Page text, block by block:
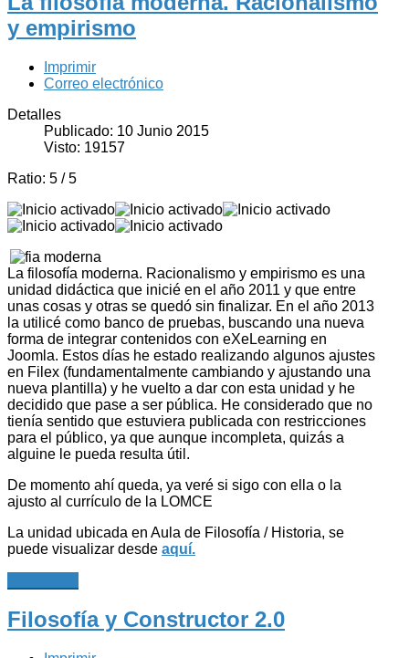
y empirismo
Imprimir
Correo electrónico
Detalles
Publicado: 10 Junio 2015
Visto: 19157
Ratio: 5 /5
La filosofía moderna. Racionalismo y empirismo es una
unidad didáctica que inicié en el año 2011 y que entre
unas cosas y otras se quedó sin finalizar. En el año 2013
la utilicé como banco de pruebas, buscando una nueva
forma de integrar contenidos con eXeLearning en
Joomla. Estos días he estado realizando algunos ajustes
en Filex (fundamentalmente cambiando y ajustando una
nueva plantilla) y he vuelto a dar con esta unidad y he
decidido que pase a ser pública. He considerado que no
tienía sentido que estuviera publicada con restricciones
para el público, ya que aunque incompleta, quizás a
alguine le pueda resulta útil.
De momento ahí queda, ya veré si sigo con ella o la
ajusto al currículo de la LOMCE
La unidad ubicada en Aula de Filosofía / Historia, se
puede visualizar desde aquí.
Filosofía y Constructor 2.0